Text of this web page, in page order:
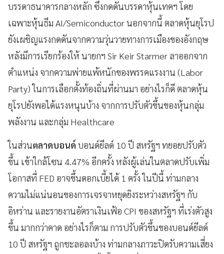
บรรดาธนาคารกลางหลัก ซึ่งกดดันบรรดาหุ้นเทคฯ โดย
เฉพาะหุ้นธีม AI/Semiconductor นอกจากนี้ ตลาดหุ้นยุโรป
ยังเผชิญแรงกดดันจากความวุ่นวายทางการเมืองของอังกฤษ
หลังมีการเรียกร้องให้ นายกฯ Sir Keir Starmer ลาออกจาก
ตำแหน่ง จากความพ่ายแพ้หนักของพรรคแรงงาน (Labor
Party) ในการเลือกตั้งท้องถิ่นที่ผ่านมา อย่างไรก็ดี ตลาดหุ้น
ยุโรปยังพอได้แรงหนุนบ้าง จากการปรับตัวขึ้นของหุ้นกลุ่ม
พลังงาน และกลุ่ม Healthcare
ในส่วนตลาดบอนด์ บอนด์ยีลด์ 10 ปี สหรัฐฯ ทยอยปรับตัว
ขึ้น เข้าใกล้โซน 4.47% อีกครั้ง หลังผู้เล่นในตลาดปรับเพิ่ม
โอกาสที่ FED อาจขึ้นดอกเบี้ยได้ 1 ครั้ง ในปีนี้ ท่ามกลาง
ความไม่แน่นอนของการเจรจาหยุดยิงระหว่างสหรัฐฯ กับ
อิหร่าน และรายงานอัตราเงินเฟ้อ CPI ของสหรัฐฯ ที่เร่งตัวสูง
ขึ้น มากกว่าคาด อย่างไรก็ตาม การปรับตัวขึ้นของบอนด์ยีลด์
10 ปี สหรัฐฯ ถูกชะลอลงบ้าง ท่ามกลางภาวะปิดรับความเสี่ยง